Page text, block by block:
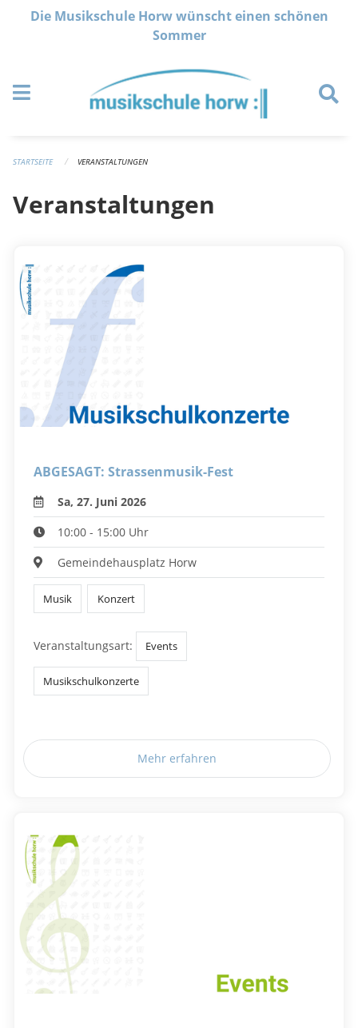
Navigation überspringen
Die Musikschule Horw wünscht einen schönen
Sommer
STARTSEITE VERANSTALTUNGEN
Veranstaltungen
ABGESAGT: Strassenmusik-Fest
Sa, 27. Juni 2026
10:00 - 15:00 Uhr
Gemeindehausplatz Horw
Musik Konzert
Veranstaltungsart: Events
Musikschulkonzerte
Mehr erfahren